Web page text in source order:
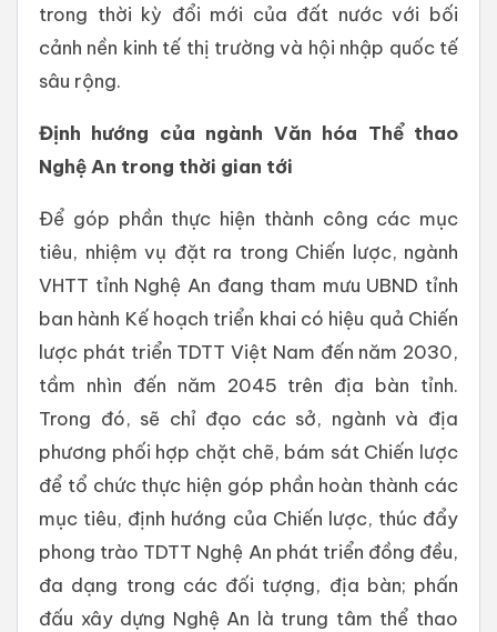
trong thời kỳ đổi mới của đất nước với bối
cảnh nền kinh tế thị trường và hội nhập quốc tế
sâu rộng.
Định hướng của ngành Văn hóa Thể thao
Nghệ An trong thời gian tới
Để góp phần thực hiện thành công các mục
tiêu, nhiệm vụ đặt ra trong Chiến lược, ngành
VHTT tỉnh Nghệ An đang tham mưu UBND tỉnh
ban hành Kế hoạch triển khai có hiệu quả Chiến
lược phát triển TDTT Việt Nam đến năm 2030,
tầm nhìn đến năm 2045 trên địa bàn tỉnh.
Trong đó, sẽ chỉ đạo các sở, ngành và địa
phương phối hợp chặt chẽ, bám sát Chiến lược
để tổ chức thực hiện góp phần hoàn thành các
mục tiêu, định hướng của Chiến lược, thúc đẩy
phong trào TDTT Nghệ An phát triển đồng đều,
đa dạng trong các đối tượng, địa bàn; phấn
đấu xây dựng Nghệ An là trung tâm thể thao